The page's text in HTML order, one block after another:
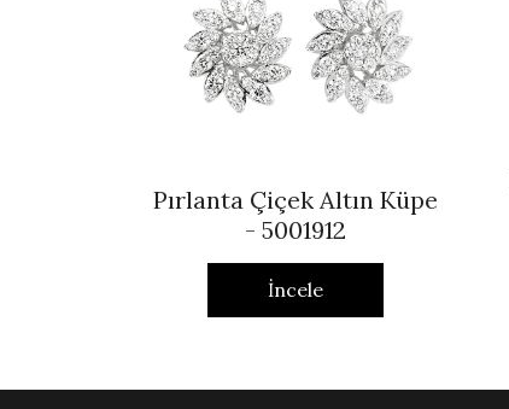
Pırlanta Çiçek Altın Küpe
- 5001912
İncele